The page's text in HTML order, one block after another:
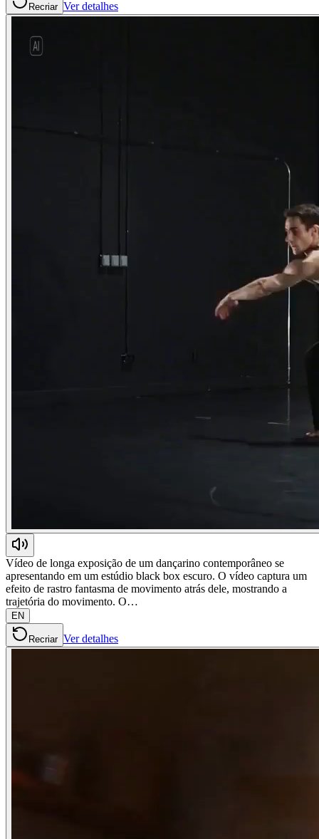
Recriar Ver detalhes
Vídeo de longa exposição de um dançarino contemporâneo se
apresentando em um estúdio black box escuro. O vídeo captura um
efeito de rastro fantasma de movimento atrás dele, mostrando a
trajetória do movimento. O…
EN
Recriar Ver detalhes